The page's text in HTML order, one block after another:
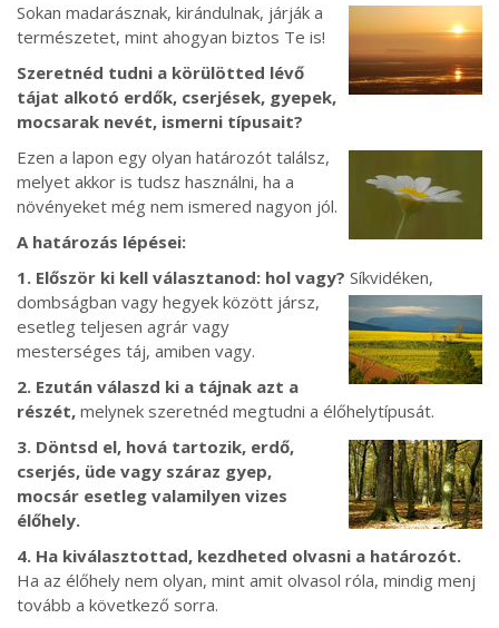
Sokan madarásznak, kirándulnak, járják a
természetet, mint ahogyan biztos Te is!
Szeretnéd tudni a körülötted lévő
tájat alkotó erdők, cserjések, gyepek,
mocsarak nevét, ismerni típusait?
Ezen a lapon egy olyan határozót találsz,
melyet akkor is tudsz használni, ha a
növényeket még nem ismered nagyon jól.
A határozás lépései:
1. Először ki kell választanod: hol vagy? Síkvidéken,
dombságban vagy hegyek között jársz,
esetleg teljesen agrár vagy
mesterséges táj, amiben vagy.
2. Ezután válaszd ki a tájnak azt a
részét, melynek szeretnéd megtudni a élőhelytípusát.
3. Döntsd el, hová tartozik, erdő,
cserjés, üde vagy száraz gyep,
mocsár esetleg valamilyen vizes
élőhely.
4. Ha kiválasztottad, kezdheted olvasni a határozót.
Ha az élőhely nem olyan, mint amit olvasol róla, mindig menj
tovább a következő sorra.